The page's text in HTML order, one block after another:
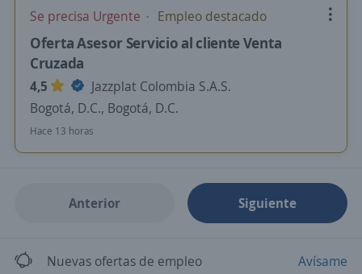
Se precisa Urgente Empleo destacado
Oferta Asesor Servicio al cliente Venta
Cruzada
4,5
Jazzplat Colombia S.A.S.
Bogotá, D.C., Bogotá, D.C.
Hace 13 horas
Anterior Siguiente
Nuevas ofertas de empleo Avísame